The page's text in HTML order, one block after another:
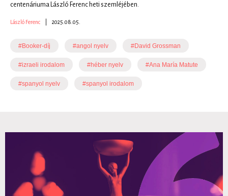
centenáriuma László Ferenc heti szemléjében.
László Ferenc 2025.08.05.
#Booker-díj #angol nyelv #David Grossman
#izraeli irodalom #héber nyelv #Ana María Matute
#spanyol nyelv #spanyol irodalom